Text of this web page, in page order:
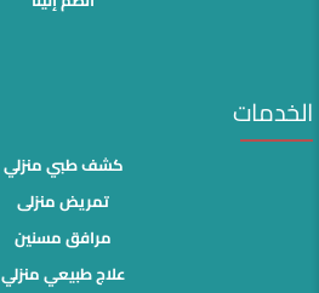
الخدمات
كشف طبي منزلي
تمريض منزلى
مرافق مسنين
علاج طبيعي منزلي